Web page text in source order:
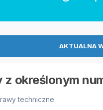
AKTUALNA
określonym
techniczne